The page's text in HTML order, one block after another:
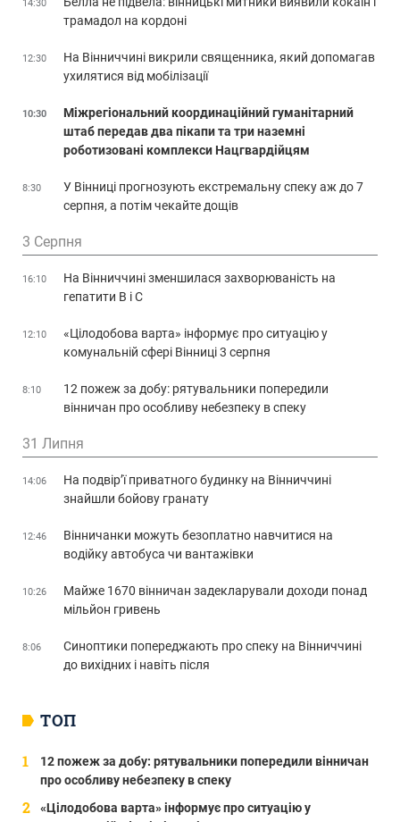
ТОП
12 пожеж за добу: рятувальники попередили вінничан
про особливу небезпеку в спеку
«Цілодобова варта» інформує про ситуацію у
14:30
трамадол на кордоні
12:30
На Вінниччині викрили священника, який допомагав
ухилятися від мобілізації
10:30
Міжрегіональний координаційний гуманітарний
штаб передав два пікапи та три наземні
роботизовані комплекси Нацгвардійцям
8:30
У Вінниці прогнозують екстремальну спеку аж до 7
серпня, а потім чекайте дощів
3 Серпня
16:10
На Вінниччині зменшилася захворюваність на
гепатити В і С
12:10
«Цілодобова варта» інформує про ситуацію у
комунальній сфері Вінниці 3 серпня
8:10
12 пожеж за добу: рятувальники попередили
вінничан про особливу небезпеку в спеку
31 Липня
14:06
На подвір’ї приватного будинку на Вінниччині
знайшли бойову гранату
12:46
Вінничанки можуть безоплатно навчитися на
водійку автобуса чи вантажівки
10:26
Майже 1670 вінничан задекларували доходи понад
мільйон гривень
8:06
Синоптики попереджають про спеку на Вінниччині
до вихідних і навіть після